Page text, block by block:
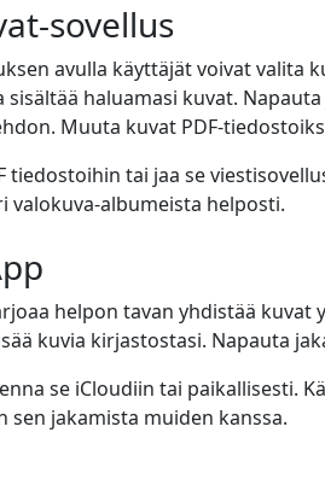
sovellus
avulla käyttäjät voivat valita
sisältää haluamasi kuvat.
Muuta kuvat PDF-
tiedostoihin tai jaa se
valokuva-albumeista helposti.
helpon tavan yhdistää kuvat
kuvia kirjastostasi. Napauta
se iCloudiin tai paikallisesti.
sen jakamista muiden kanssa.